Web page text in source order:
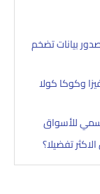
بيانات تضخم
وكوكا كولا
للأسواق
تفضيلا؟